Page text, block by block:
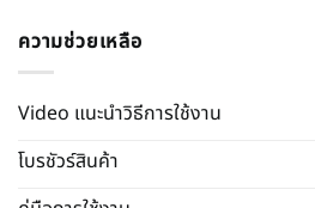
ความช่วยเหลือ
Video แนะนำวิธีการใช้งาน
โบรชัวร์สินค้า